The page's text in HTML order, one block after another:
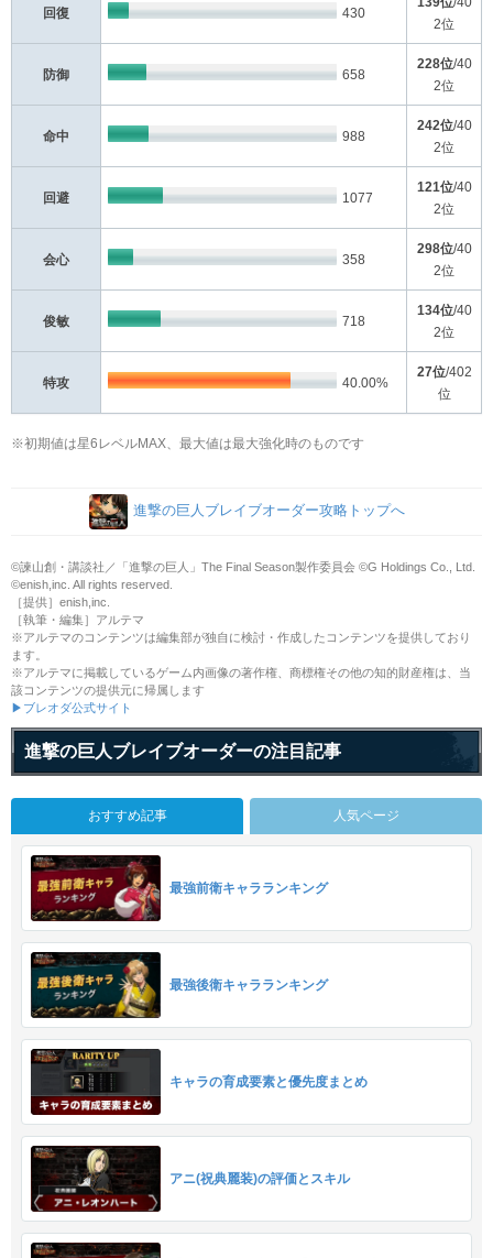
回復 430
2位
防御 658
228位/40
2位
命中 988
242位/40
2位
回避 1077
121位/40
2位
会心 358
298位/40
2位
俊敏 718
134位/40
2位
特攻 40.00%
27位/402
位
※初期値は星6レベルMAX、最大値は最大強化時のものです
進撃の巨人ブレイブオーダー攻略トップへ
©諫山創・講談社／「進撃の巨人」The Final Season製作委員会 ©G Holdings Co., Ltd.
©enish,inc. All rights reserved.
［提供］enish,inc.
［執筆・編集］アルテマ
※アルテマのコンテンツは編集部が独自に検討・作成したコンテンツを提供しており
ます。
※アルテマに掲載しているゲーム内画像の著作権、商標権その他の知的財産権は、当
該コンテンツの提供元に帰属します
▶ブレオダ公式サイト
進撃の巨人ブレイブオーダーの注目記事
おすすめ記事 人気ページ
最強前衛キャラランキング
最強後衛キャラランキング
キャラの育成要素と優先度まとめ
アニ(祝典麗装)の評価とスキル